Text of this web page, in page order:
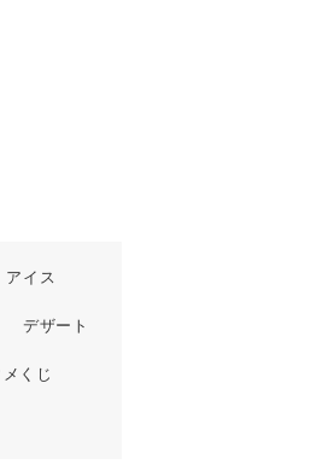
アイス
デザート
くじ